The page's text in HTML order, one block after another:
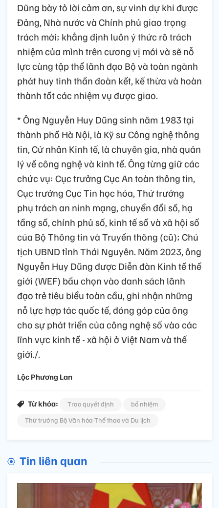
Dũng bày tỏ lời cảm ơn, sự vinh dự khi được
Đảng, Nhà nước và Chính phủ giao trọng
trách mới; khẳng định luôn ý thức rõ trách
nhiệm của mình trên cương vị mới và sẽ nỗ
lực cùng tập thể lãnh đạo Bộ và toàn ngành
phát huy tinh thần đoàn kết, kế thừa và hoàn
thành tốt các nhiệm vụ được giao.
* Ông Nguyễn Huy Dũng sinh năm 1983 tại
thành phố Hà Nội, là Kỹ sư Công nghệ thông
tin, Cử nhân Kinh tế, là chuyên gia, nhà quản
lý về công nghệ và kinh tế. Ông từng giữ các
chức vụ: Cục trưởng Cục An toàn thông tin,
Cục trưởng Cục Tin học hóa, Thứ trưởng
phụ trách an ninh mạng, chuyển đổi số, hạ
tầng số, chính phủ số, kinh tế số và xã hội số
của Bộ Thông tin và Truyền thông (cũ); Chủ
tịch UBND tỉnh Thái Nguyên. Năm 2023, ông
Nguyễn Huy Dũng được Diễn đàn Kinh tế thế
giới (WEF) bầu chọn vào danh sách lãnh
đạo trẻ tiêu biểu toàn cầu, ghi nhận những
nỗ lực hợp tác quốc tế, đóng góp của ông
cho sự phát triển của công nghệ số vào các
lĩnh vực kinh tế - xã hội ở Việt Nam và thế
giới./.
Lộc Phương Lan
Từ khóa: Trao quyết định
bổ nhiệm
Thứ trưởng Bộ Văn hóa-Thể thao và Du lịch
Tin liên quan